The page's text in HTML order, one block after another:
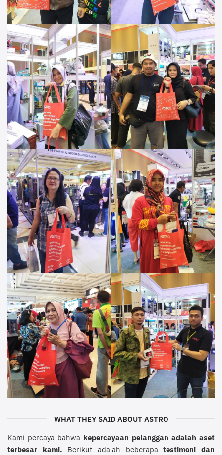
WHAT THEY SAID ABOUT ASTRO
Kami percaya bahwa kepercayaan pelanggan adalah aset
terbesar kami. Berikut adalah beberapatestimoni dan